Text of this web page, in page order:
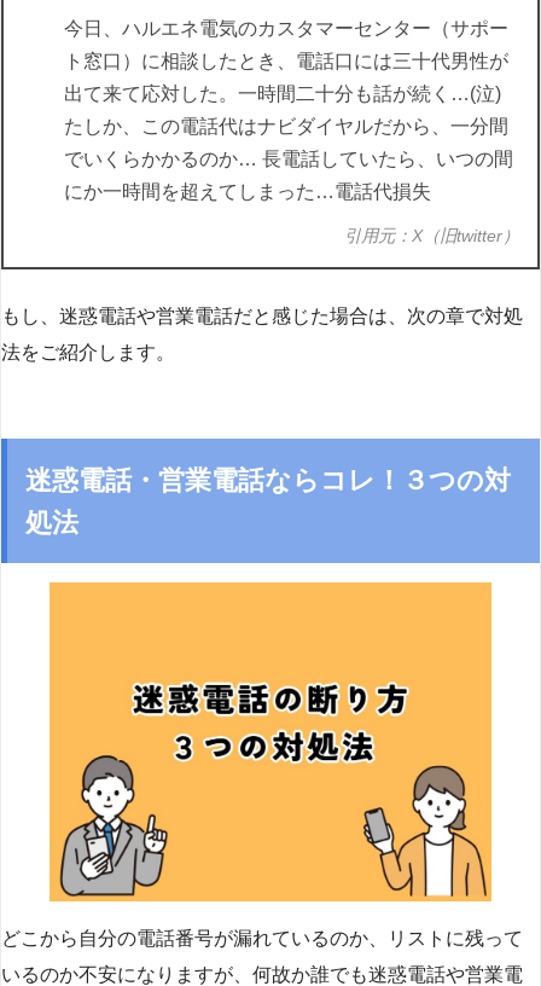
今日、ハルエネ電気のカスタマーセンター（サポー
ト窓口）に相談したとき、電話口には三十代男性が
出て来て応対した。一時間二十分も話が続く…(泣)
たしか、この電話代はナビダイヤルだから、一分間
でいくらかかるのか… 長電話していたら、いつの間
にか一時間を超えてしまった…電話代損失
引用元：X（旧twitter）
もし、迷惑電話や営業電話だと感じた場合は、次の章で対処
法をご紹介します。
迷惑電話・営業電話ならコレ！３つの対
処法
どこから自分の電話番号が漏れているのか、リストに残って
いるのか不安になりますが、何故か誰でも迷惑電話や営業電